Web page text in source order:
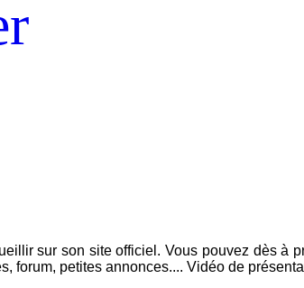
sur son site officiel. Vous pouvez dès à
forum, petites annonces.... Vidéo de